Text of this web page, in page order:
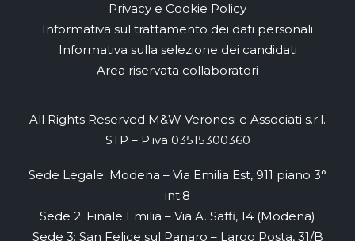
Privacy e Cookie Policy
Informativa sul trattamento dei dati personali
Informativa sulla selezione dei candidati
Area riservata collaboratori
All Rights Reserved M&W Veronesi e Associati s.r.l.
STP – P.iva 03515300360
Sede Legale: Modena – Via Emilia Est, 911 piano 3°
int.8
Sede 2: Finale Emilia – Via A. Saffi, 14 (Modena)
Sede 3: San Felice sul Panaro – Largo Posta, 31/B